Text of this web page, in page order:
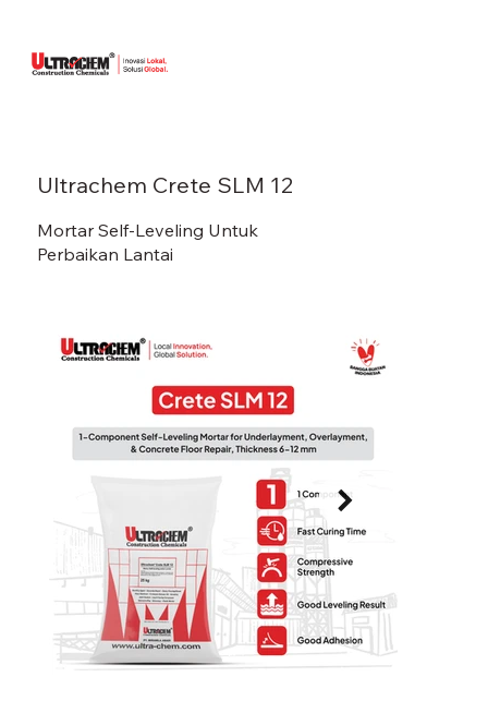
Ultrachem Crete SLM 12
Mortar Self-Leveling Untuk
Perbaikan Lantai